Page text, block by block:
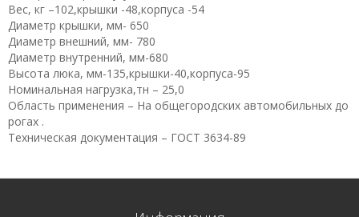
Вес, кг –102,крышки -48,корпуса -54
Диаметр крышки, мм- 650
Диаметр внешний, мм- 780
Диаметр внутренний, мм-680
Высота люка, мм-135,крышки-40,корпуса-95
Номинальная нагрузка,тн – 25,0
Область применения – На общегородских автомобильных до
рогах .
Техническая документация – ГОСТ 3634-89